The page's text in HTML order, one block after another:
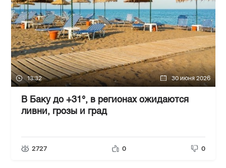
13:32 30 июня 2026
В Баку до +31°, в регионах ожидаются
ливни, грозы и град
2727 0 0